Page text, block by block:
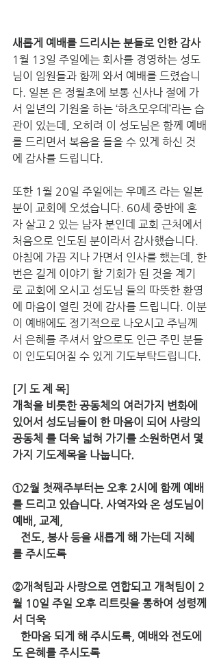
새롭게 예배를 드리시는 분들로 인한 감사
1월 13일 주일에는 회사를 경영하는 성도
님이 임원들과 함께 와서 예배를 드렸습니
다. 일본 은 정월초에 보통 신사나 절에 가
서 일년의 기원을 하는 ‘하츠모우데’라는 습
관이 있는데, 오히려 이 성도님은 함께 예배
를 드리면서 복음을 들을 수 있게 하신 것
에 감사를 드립니다.
또한 1월 20일 주일에는 우메즈 라는 일본
분이 교회에 오셨습니다. 60세 중반에 혼
자 살고 2 있는 남자 분인데 교회 근처에서
처음으로 인도된 분이라서 감사했습니다.
아침에 가끔 지나 가면서 인사를 했는데, 한
번은 길게 이야기 할 기회가 된 것을 계기
로 교회에 오시고 성도님 들의 따뜻한 환영
에 마음이 열린 것에 감사를 드립니다. 이분
이 예배에도 정기적으로 나오시고 주님께
서 은혜를 주셔서 앞으로도 인근 주민 분들
이 인도되어질 수 있게 기도부탁드립니다.
[기 도 제 목]
개척을 비롯한 공동체의 여러가지 변화에
있어서 성도님들이 한 마음이 되어 사랑의
공동체 를 더욱 넓혀 가기를 소원하면서 몇
가지 기도제목을 나눕니다.
①2월 첫째주부터는 오후 2시에 함께 예배
를 드리고 있습니다. 사역자와 온 성도님이
예배, 교제,
를 주시도록
②개척팀과 사랑으로 연합되고 개척팀이 2
월 10일 주일 오후 리트릿을 통하여 성령께
서 더욱
도 은혜를 주시도록